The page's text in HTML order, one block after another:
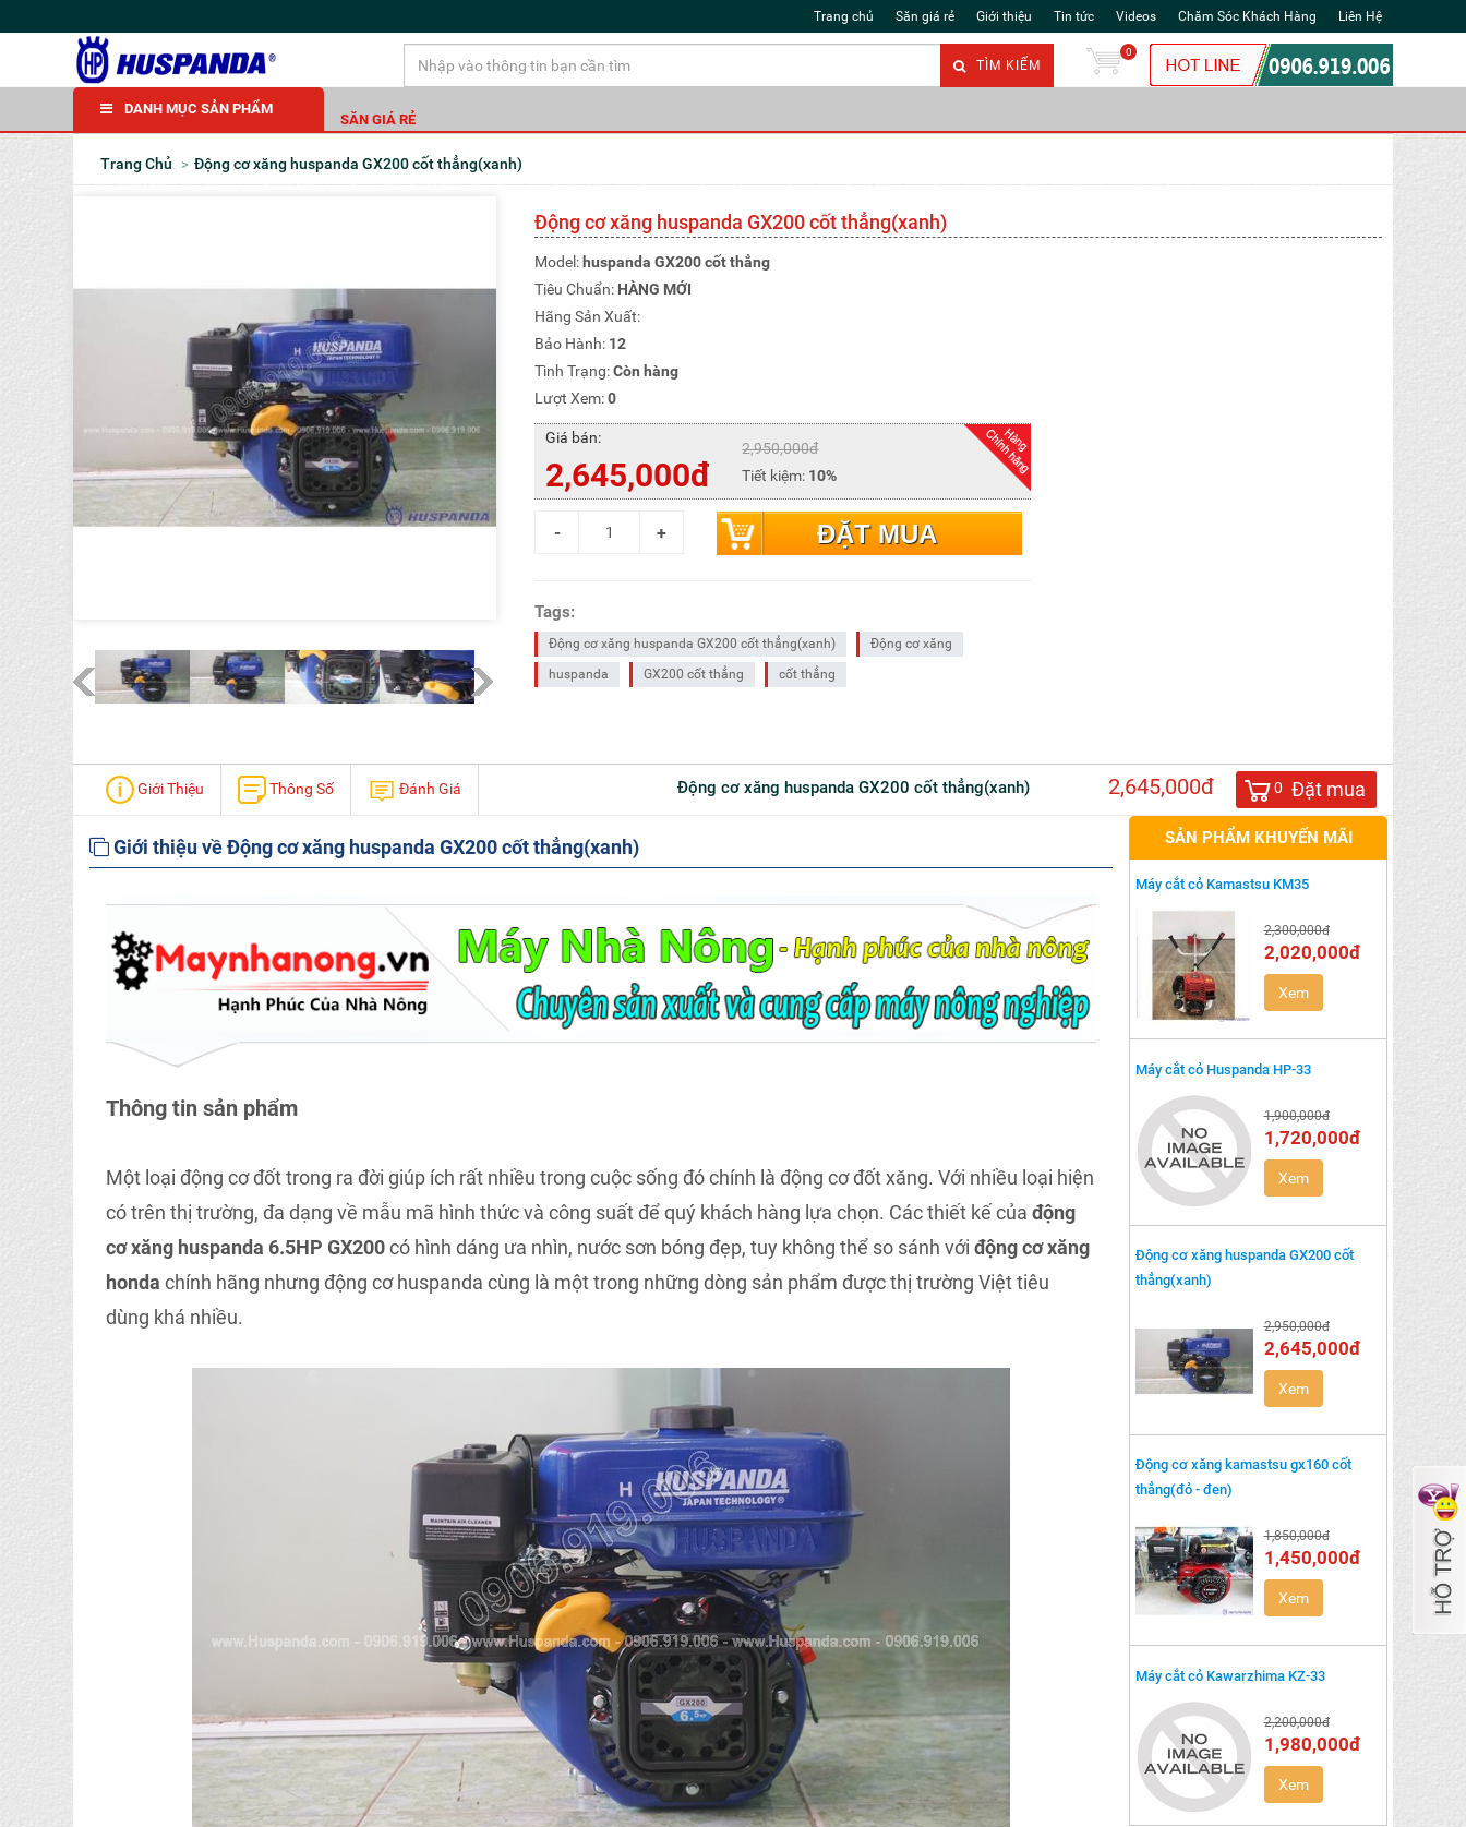
Trang chủ Săn giá rẻ Giới thiệu Tin tức Videos Chăm Sóc Khách Hàng Liên Hệ
TÌM KIẾM
0
DANH MỤC SẢN PHẨM
SĂN GIÁ RẺ
Trang Chủ Động cơ xăng huspanda GX200 cốt thẳng(xanh)
Động cơ xăng huspanda GX200 cốt thẳng(xanh)
Model: huspanda GX200 cốt thẳng
Tiêu Chuẩn: HÀNG MỚI
Hãng Sản Xuất:
Bảo Hành: 12
Tình Trạng:Còn hàng
Lượt Xem:0
Giá bán:
2,645,000đ
2,950,000đ
Tiết kiệm: 10%
ĐẶT MUA
Tags:
Động cơ xăng huspanda GX200 cốt thẳng(xanh)
Động cơ xăng
huspanda
GX200 cốt thẳng cốt thẳng
Giới Thiệu Thông Số Đánh Giá Động cơ xăng huspanda GX200 cốt thẳng(xanh) 2,645,000đ 0 Đặt mua
Giới thiệu về Động cơ xăng huspanda GX200 cốt thẳng(xanh)
Thông tin sản phẩm
Một loại động cơ đốt trong ra đời giúp ích rất nhiều trong cuộc sống đó chính là động cơ đốt xăng. Với nhiều loại hiện
có trên thị trường, đa dạng về mẫu mã hình thức và công suất để quý khách hàng lựa chọn. Các thiết kế của động
cơ xăng huspanda 6.5HP GX200có hình dáng ưa nhìn, nước sơn bóng đẹp, tuy không thể so sánh với động cơ xăng
honda chính hãng nhưng động cơ huspanda cùng là một trong những dòng sản phẩm được thị trường Việt tiêu
dùng khá nhiều.
SẢN PHẨM KHUYẾN MÃI
Máy cắt cỏ Kamastsu KM35
2,300,000đ
2,020,000đ
Xem
Máy cắt cỏ Huspanda HP-33
1,900,000đ
1,720,000đ
Xem
Động cơ xăng huspanda GX200 cốt
thẳng(xanh)
2,950,000đ
2,645,000đ
Xem
Động cơ xăng kamastsu gx160 cốt
thẳng(đỏ - đen)
1,850,000đ
1,450,000đ
Xem
Máy cắt cỏ Kawarzhima KZ-33
2,200,000đ
1,980,000đ
Xem